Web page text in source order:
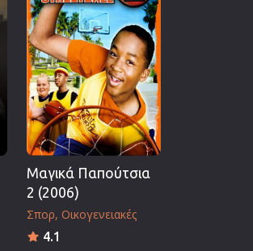
Μαγικά Παπούτσια
2 (2006)
Σπορ Οικογενειακές
4.1